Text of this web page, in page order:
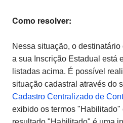
Como resolver:
Nessa situação, o
a sua Inscrição Estadual está
listadas acima. É possível
situação cadastral através do
Cadastro Centralizado de
exibido os termos